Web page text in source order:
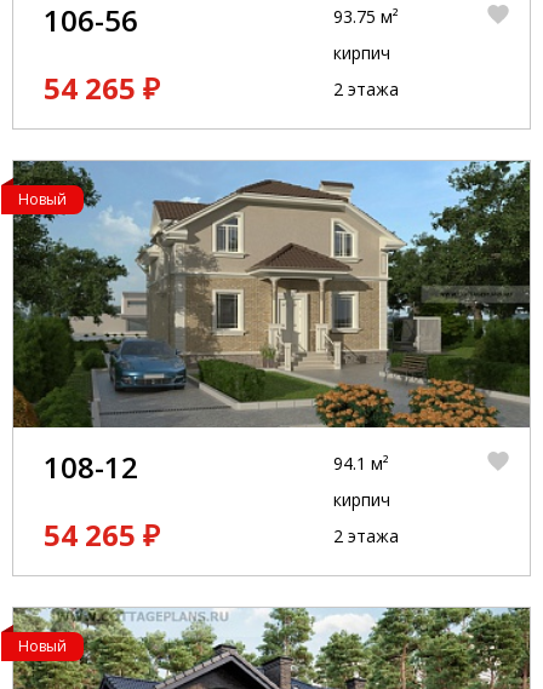
106-56
54 265 ₽
93.75 м²
кирпич
2 этажа
Новый
108-12
54 265 ₽
94.1 м²
кирпич
2 этажа
Новый